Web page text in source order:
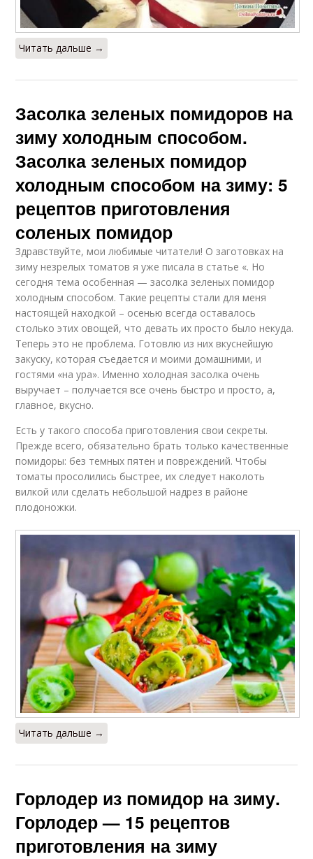
Читать дальше →
Засолка зеленых помидоров на
зиму холодным способом.
Засолка зеленых помидор
холодным способом на зиму: 5
рецептов приготовления
соленых помидор
Здравствуйте, мои любимые читатели! О заготовках на
зиму незрелых томатов я уже писала в статье «. Но
сегодня тема особенная — засолка зеленых помидор
холодным способом. Такие рецепты стали для меня
настоящей находкой – осенью всегда оставалось
столько этих овощей, что девать их просто было некуда.
Теперь это не проблема. Готовлю из них вкуснейшую
закуску, которая съедается и моими домашними, и
гостями «на ура». Именно холодная засолка очень
выручает – получается все очень быстро и просто, а,
главное, вкусно.
Есть у такого способа приготовления свои секреты.
Прежде всего, обязательно брать только качественные
помидоры: без темных пятен и повреждений. Чтобы
томаты просолились быстрее, их следует наколоть
вилкой или сделать небольшой надрез в районе
плодоножки.
Читать дальше →
Горлодер из помидор на зиму.
Горлодер — 15 рецептов
приготовления на зиму